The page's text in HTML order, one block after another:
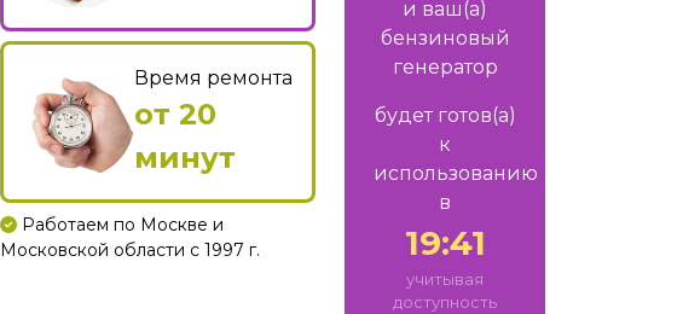
Время ремонта
от 20
минут
Работаем по Москве и
Московской области с 1997 г.
и ваш(а)
бензиновый
генератор
будет готов(а)
к
использованию
в
19:41
учитывая
доступность